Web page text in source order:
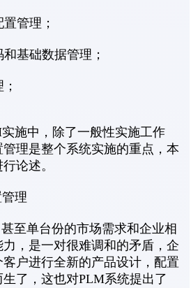
管理；
基础数据管理；
施中，除了一般性实施工作
理是整个系统实施的重点，本
论述。
理
至单台份的市场需求和企业相
，是一对很难调和的矛盾，企
户进行全新的产品设计，配置
了，这也对PLM系统提出了